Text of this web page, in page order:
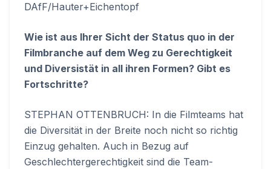
DAfF/Hauter+Eichentopf
Wie ist aus Ihrer Sicht der Status quo in der
Filmbranche auf dem Weg zu Gerechtigkeit
und Diversistät in all ihren Formen? Gibt es
Fortschritte?
STEPHAN OTTENBRUCH: In die Filmteams hat
die Diversität in der Breite noch nicht so richtig
Einzug gehalten. Auch in Bezug auf
Geschlechtergerechtigkeit sind die Team-